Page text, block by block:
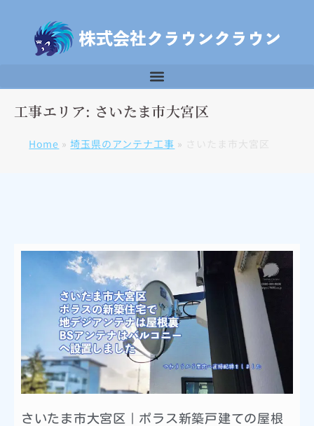
工事エリア: さいたま市大宮区
Home »埼玉県のアンテナ工事 »
さいたま市大宮区｜ポラス新築戸建ての屋根